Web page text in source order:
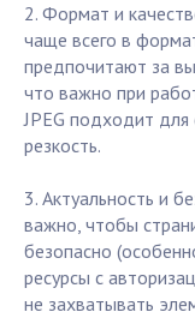
2. Формат и
чаще всего в
предпочитают за
что важно при
JPEG подходит
резкость.
3. Актуальность и
важно, чтобы
безопасно
ресурсы с
не захватывать